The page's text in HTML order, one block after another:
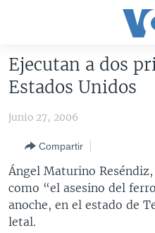
accesibilidad
Salte
contenido
principal
Salte
navegador
principal
Salte
AMÉRICA DEL NORTE
MÉXICO
HAITÍ
ELECCIONES EEUU
VOTO DIVIDIDO
VOA VERIFICA
VOA VERIFICA UCRANIA/
VOA VERIFICA
VOA VERIFICA AMÉRICA
AMÉRICA LATINA
ARGENTINA
BOLIVIA
COLOMBIA
CHINA EN AMÉRICA LATINA
CENTROAMÉRICA
COSTA RICA
OTRAS SECCIONES
Ejecutan a dos
Estados Unidos
junio 27, 2006
Compartir
Ángel Maturino
como “el asesino del
anoche, en el estado de
letal.